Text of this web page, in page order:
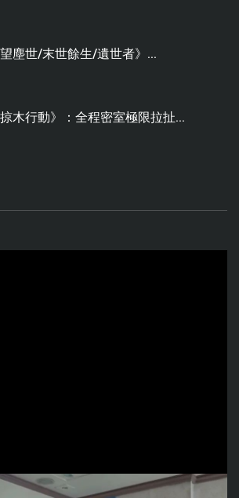
塵世/末世餘生/遺世者》...
木行動》：全程密室極限拉扯...